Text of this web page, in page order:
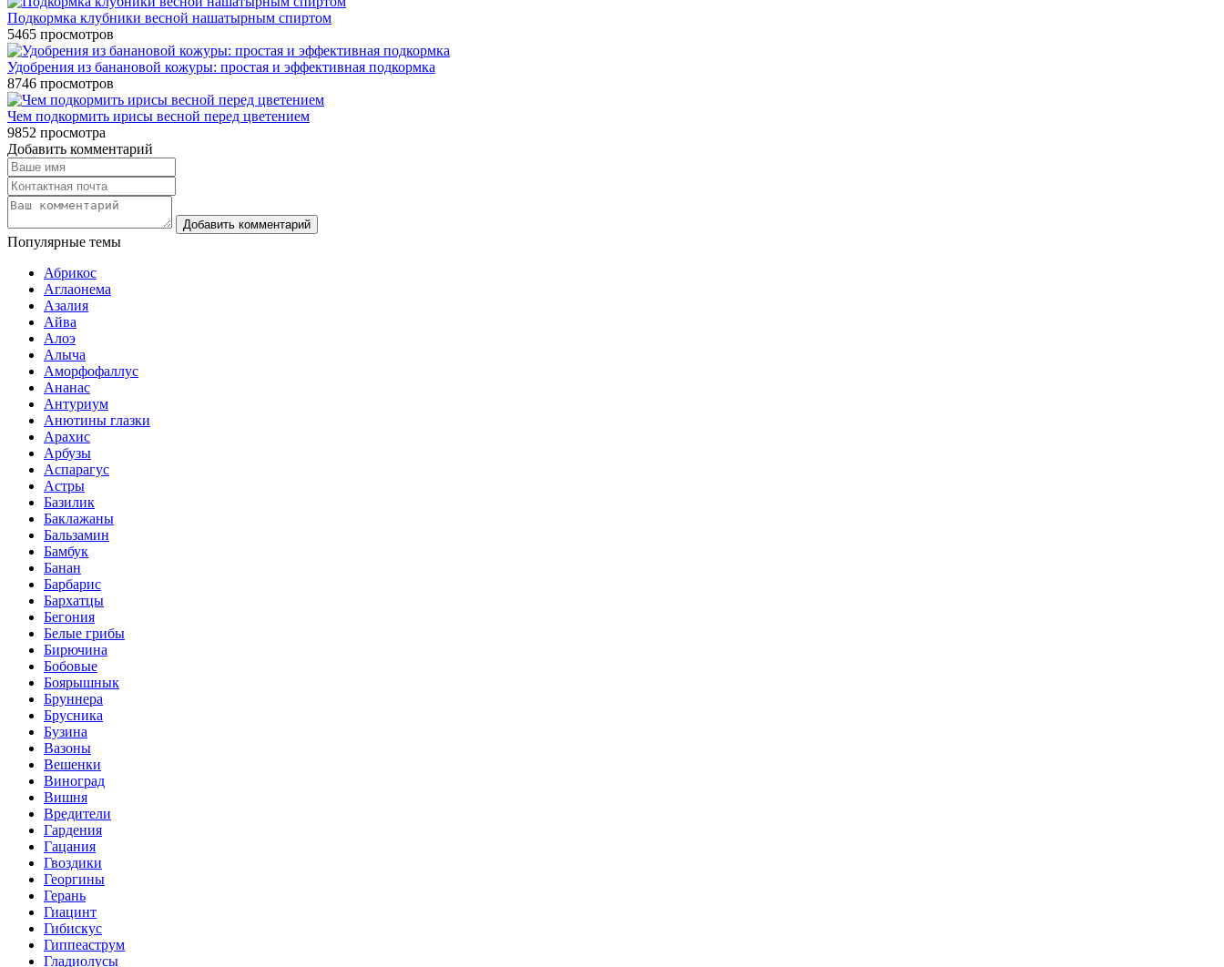
Подкормка клубники весной нашатырным спиртом
5465 просмотров
Удобрения из банановой кожуры: простая и эффективная подкормка
8746 просмотров
Чем подкормить ирисы весной перед цветением
9852 просмотра
Добавить комментарий
Популярные темы
Абрикос
Аглаонема
Азалия
Айва
Алоэ
Алыча
Аморфофаллус
Ананас
Антуриум
Анютины глазки
Арахис
Арбузы
Аспарагус
Астры
Базилик
Баклажаны
Бальзамин
Бамбук
Банан
Барбарис
Бархатцы
Бегония
Белые грибы
Бирючина
Бобовые
Боярышнык
Бруннера
Брусника
Бузина
Вазоны
Вешенки
Виноград
Вишня
Вредители
Гардения
Гацания
Гвоздики
Георгины
Герань
Гиацинт
Гибискус
Гиппеаструм
Гладиолусы